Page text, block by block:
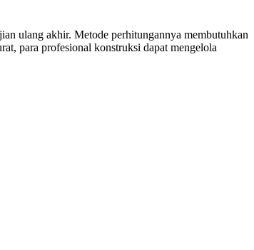
ulang akhir. Metode perhitungannya membutuhkan
para profesional konstruksi dapat mengelola